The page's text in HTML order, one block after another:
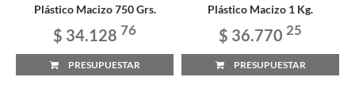
Plástico Macizo 750 Grs.
$ 34.128 76
PRESUPUESTAR
Plástico Macizo 1 Kg.
$ 36.770 25
PRESUPUESTAR